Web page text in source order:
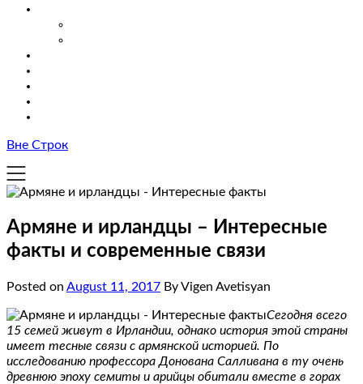
Вне Строк
Армяне и ирландцы – Интересные
факты и современные связи
Posted on August 11, 2017 By Vigen Avetisyan
Сегодня всего
15 семей живут в Ирландии, однако история этой страны
имеет тесные связи с армянской историей. По
исследованию профессора Донована Салливана в ту очень
древнюю эпоху семиты и арийцы обитали вместе в горах